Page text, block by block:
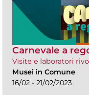
Carnevale a
Visite e laboratori
Musei in Comune
16/02 - 21/02/2023